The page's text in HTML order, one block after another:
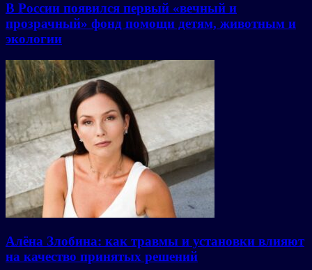
В России появился первый «вечный и
прозрачный» фонд помощи детям, животным и
экологии
Алёна Злобина: как травмы и установки влияют
на качество принятых решений